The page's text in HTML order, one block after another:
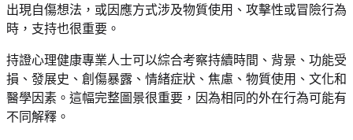
出現自傷想法，或因應方式涉及物質使用、攻擊性或冒險行為
時，支持也很重要。
持證心理健康專業人士可以綜合考察持續時間、背景、功能受
損、發展史、創傷暴露、情緒症狀、焦慮、物質使用、文化和
醫學因素。這幅完整圖景很重要，因為相同的外在行為可能有
不同解釋。